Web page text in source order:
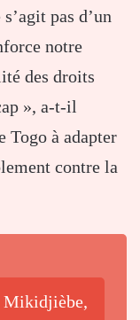
pas d’un
notre
des droits
», a-t-il
Togo à adapter
contre la
Mikidjièbe,